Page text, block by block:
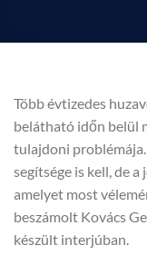
Több évtizedes
belátható időn belül
tulajdoni
segítsége is kell, de
amelyet most
beszámolt Kovács
készült interjúban.